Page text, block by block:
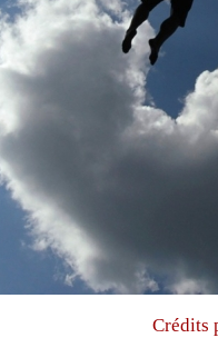
Crédits